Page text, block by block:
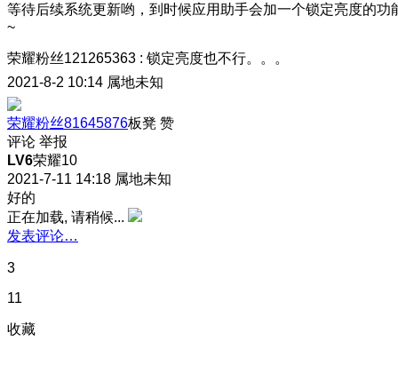
等待后续系统更新哟，到时候应用助手会加一个锁定亮度的功
~
荣耀粉丝121265363 : 锁定亮度也不行。。。
2021-8-2 10:14 属地未知
荣耀粉丝81645876板凳 赞
评论 举报
LV6荣耀10
2021-7-11 14:18 属地未知
好的
正在加载, 请稍候...
发表评论…
3
11
收藏